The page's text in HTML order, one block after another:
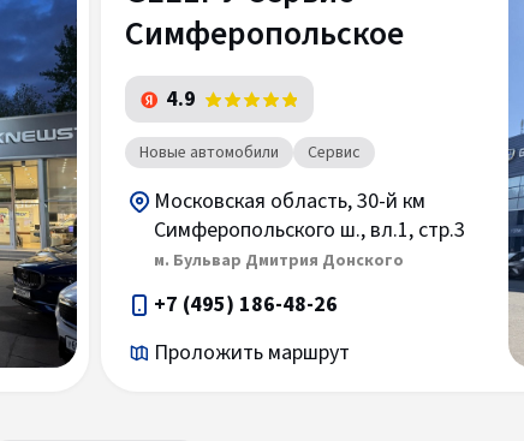
Симферопольское
4.9
Новые автомобили Сервис
Московская область, 30-й км
Симферопольского ш., вл.1, стр.3
м. Бульвар Дмитрия Донского
+7 (495) 186-48-26
Проложить маршрут